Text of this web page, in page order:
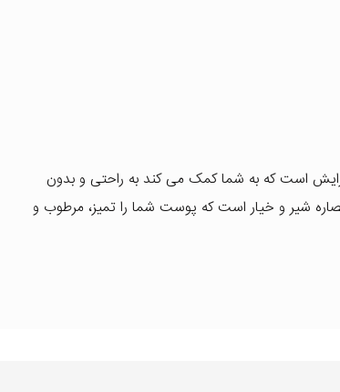
است که به شما کمک می کند به راحتی و بدون
شیر و خیار است که پوست شما را تمیز، مرطوب و